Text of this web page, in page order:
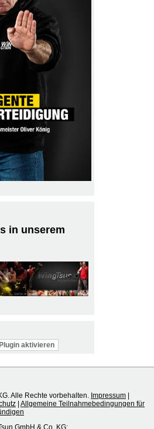
in unserem
aktivieren
Alle Rechte vorbehalten. Impressum |
| Allgemeine Teilnahmebedingungen für
GmbH & Co. KG: